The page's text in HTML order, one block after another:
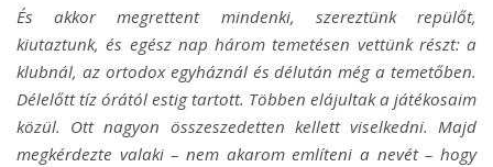
És akkor megrettent mindenki, szereztünk repülőt,
kiutaztunk, és egész nap három temetésen vettünk részt: a
klubnál, az ortodox egyháznál és délután még a temetőben.
Délelőtt tíz órától estig tartott. Többen elájultak a játékosaim
közül. Ott nagyon összeszedetten kellett viselkedni. Majd
megkérdezte valaki – nem akarom említeni a nevét – hogy